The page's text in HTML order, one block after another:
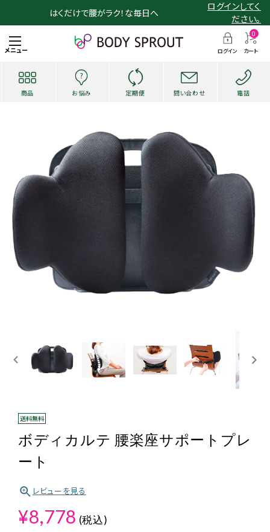
はくだけで腰がラク！な毎日へ
ログインしてく
ださい。
メニュー ログイン
0
カート
商品 お悩み 定期便 問い合わせ 電話
お悩み・用途から探す
ショッピングガイド
送料無料
ボディカルテ 腰楽座サポートプレ
ート
レビューを見る
¥8,778 (税込)